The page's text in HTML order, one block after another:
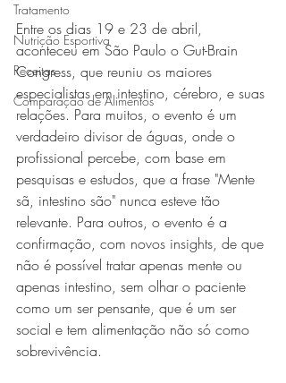
Tratamento
Nutrição Esportiva
Receitas
Comparação de Alimentos
Entre os dias 19 e 23 de abril,
aconteceu em São Paulo o Gut-Brain
Congress, que reuniu os maiores
especialistas em intestino, cérebro, e suas
relações. Para muitos, o evento é um
verdadeiro divisor de águas, onde o
profissional percebe, com base em
pesquisas e estudos, que a frase "Mente
sã, intestino são" nunca esteve tão
relevante. Para outros, o evento é a
confirmação, com novos insights, de que
não é possível tratar apenas mente ou
apenas intestino, sem olhar o paciente
como um ser pensante, que é um ser
social e tem alimentação não só como
sobrevivência.